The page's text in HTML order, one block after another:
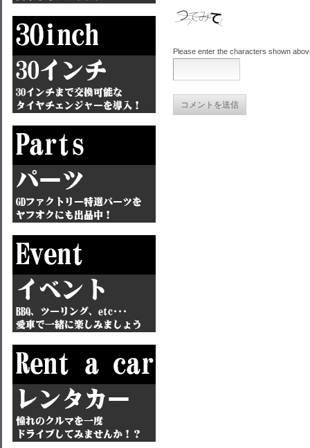
Please enter the characters shown